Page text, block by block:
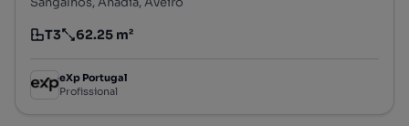
Tipologia
T3
Preço por metro quadrado
62.25 m²
eXp Portugal
Profissional